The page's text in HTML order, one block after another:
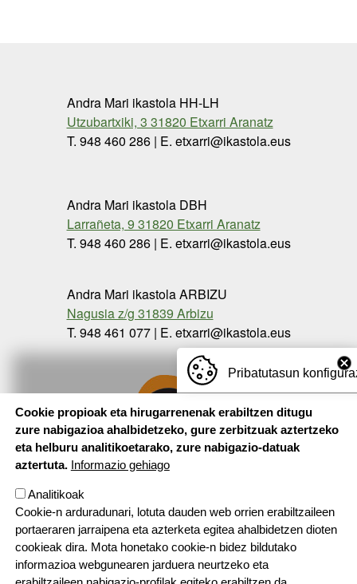
Andra Mari ikastola HH-LH
Utzubartxiki, 3 31820 Etxarri Aranatz
T. 948 460 286 | E. etxarri@ikastola.eus
Andra Mari ikastola DBH
Larrañeta, 9 31820 Etxarri Aranatz
T. 948 460 286 | E. etxarri@ikastola.eus
Andra Mari ikastola ARBIZU
Nagusia z/g 31839 Arbizu
T. 948 461 077 | E. etxarri@ikastola.eus
Pribatutasun
Cookie propioak eta hirugarrenenak erabiltzen ditugu
zure nabigazioa ahalbidetzeko, gure zerbitzuak aztertzeko
eta helburu analitikoetarako, zure nabigazio-datuak
aztertuta. Informazio gehiago
Analitikoak
Cookie-n arduradunari, lotuta dauden web orrien erabiltzaileen
portaeraren jarraipena eta azterketa egitea ahalbidetzen dioten
cookieak dira. Mota honetako cookie-n bidez bildutako
informazioa webgunearen jarduera neurtzeko eta